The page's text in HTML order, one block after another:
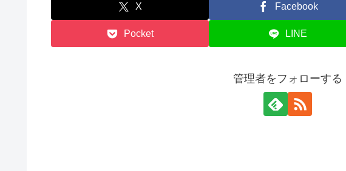
o
e
X Facebook
Pocket LINE
管理者をフォローする